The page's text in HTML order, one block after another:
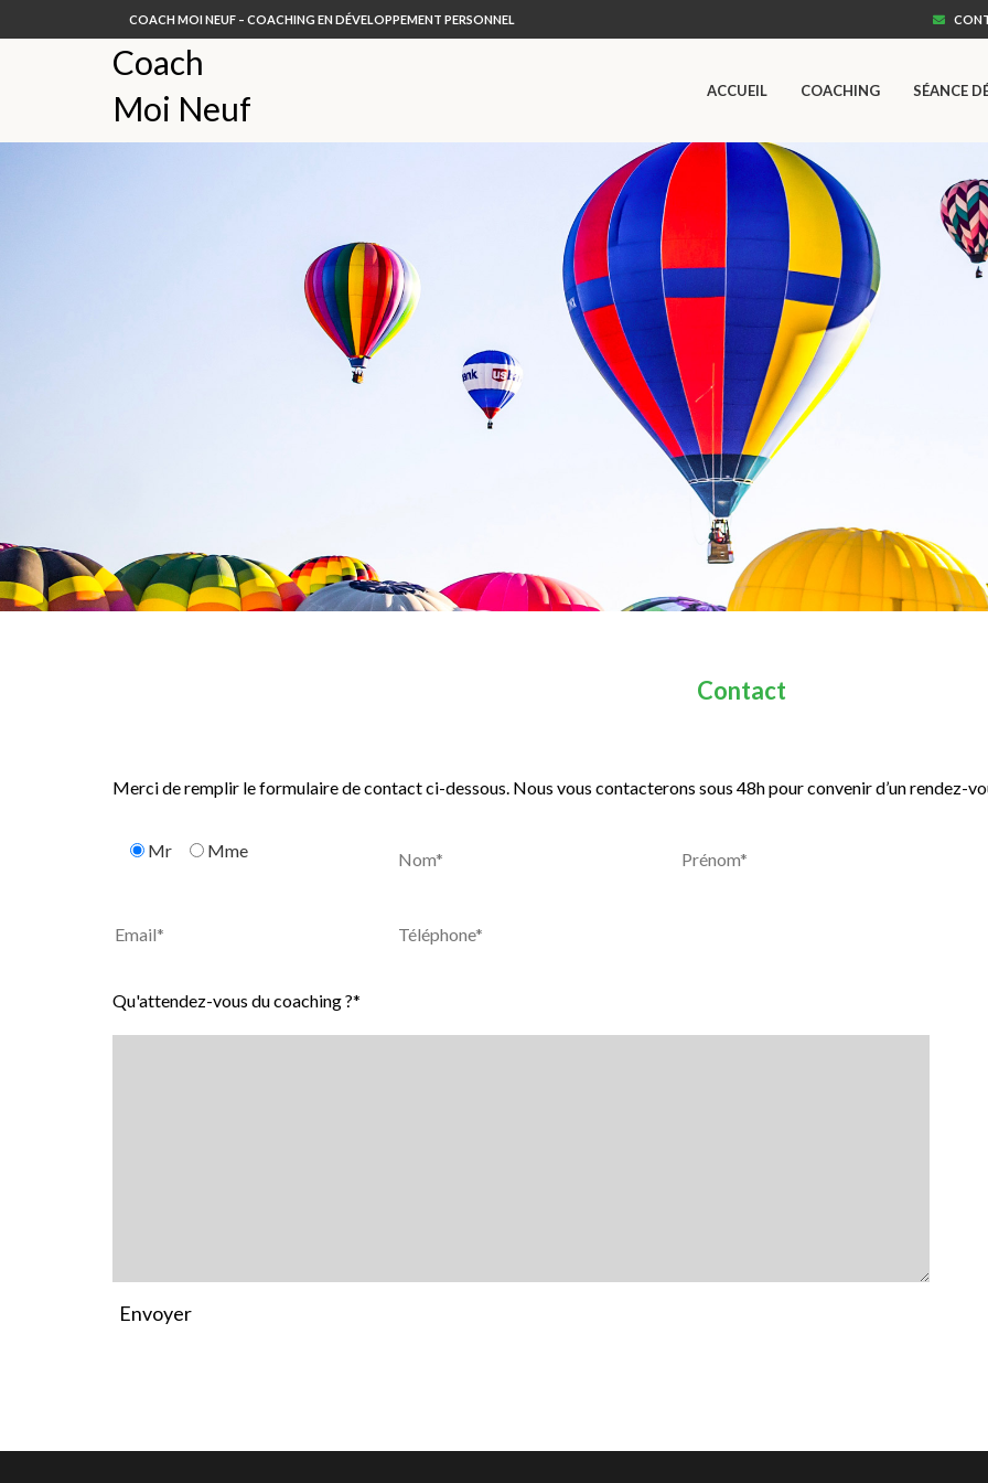
COACH MOI NEUF – COACHING EN DÉVELOPPEMENT PERSONNEL
Coach
Moi Neuf
ACCUEIL COACHING SÉANCE
Contact
Merci de remplir le formulaire de contact ci-dessous. Nous vous contacterons sous 48h pour convenir d’un rendez-
Mr Mme
Qu'attendez-vous du coaching ?*